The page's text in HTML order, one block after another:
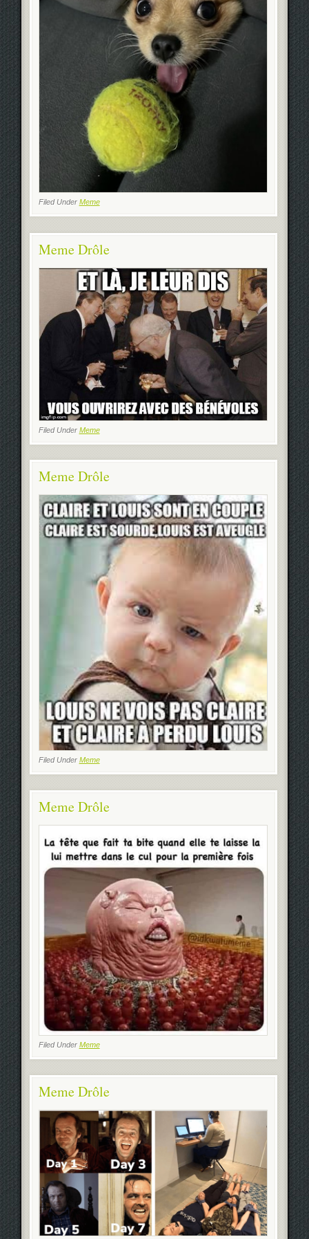
Filed Under Meme
Meme Drôle
Filed Under Meme
Meme Drôle
Filed Under Meme
Meme Drôle
Filed Under Meme
Meme Drôle